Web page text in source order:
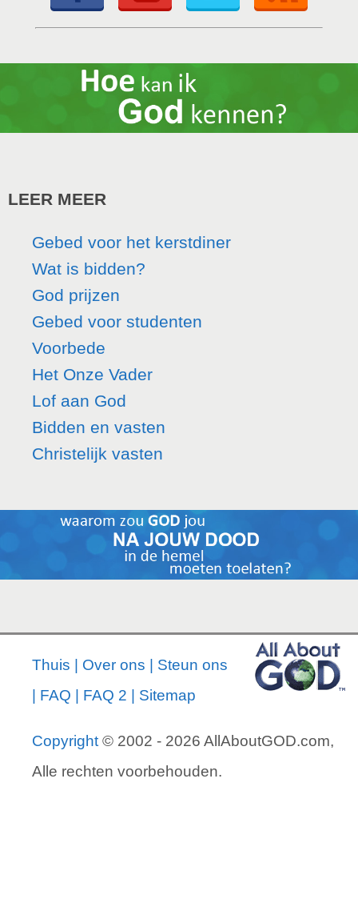
LEER MEER
Gebed voor het kerstdiner
Wat is bidden?
God prijzen
Gebed voor studenten
Voorbede
Het Onze Vader
Lof aan God
Bidden en vasten
Christelijk vasten
Thuis Over ons
Steun ons
FAQ FAQ 2 Sitemap
Copyright© 2002 - 2026 AllAboutGOD.com,
Alle rechten voorbehouden.